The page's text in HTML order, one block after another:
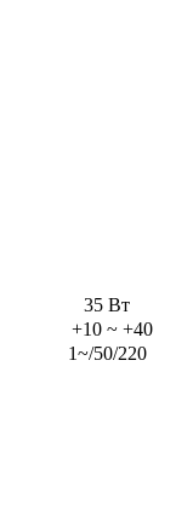
35 Вт
+10 ~ +40
1~/50/220